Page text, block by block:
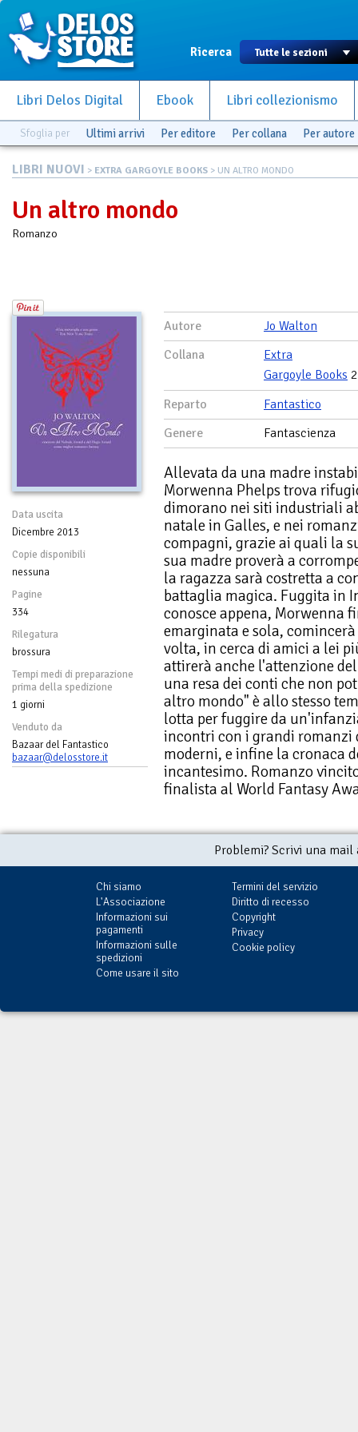
Ricerca
Libri Delos Digital Ebook Libri collezionismo
Sfoglia per Ultimi arrivi Per editore Per collana Per autore
LIBRI NUOVI > EXTRA GARGOYLE BOOKS > UN ALTRO MONDO
Un altro mondo
Romanzo
Data uscita
Dicembre 2013
Copie disponibili
nessuna
Pagine
334
Rilegatura
brossura
Tempi medi di preparazione
prima della spedizione
1 giorni
Venduto da
Bazaar del Fantastico
bazaar@delosstore.it
Autore
Jo Walton
Collana
Extra
Gargoyle Books
Reparto
Fantastico
Genere
Fantascienza
Allevata da una madre
Morwenna Phelps trova
dimorano nei siti industriali
natale in Galles, e nei
compagni, grazie ai quali la
sua madre proverà a
la ragazza sarà costretta a
battaglia magica. Fuggita in
conosce appena, Morwenna
emarginata e sola,
volta, in cerca di amici a lei
attirerà anche l'attenzione
una resa dei conti che non
altro mondo" è allo stesso
lotta per fuggire da
incontri con i grandi romanzi
moderni, e infine la cronaca
incantesimo. Romanzo
finalista al World Fantasy
Problemi? Scrivi una
Chi siamo
L'Associazione
Informazioni sui
pagamenti
Informazioni sulle
spedizioni
Come usare il sito
Termini del servizio
Diritto di recesso
Copyright
Privacy
Cookie policy